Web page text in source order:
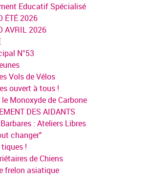
Educatif Spécialisé
ÉTÉ 2026
AVRIL 2026
N°53
Vols de Vélos
ouvert à tous !
Monoxyde de Carbone
DES AIDANTS
: Ateliers Libres
changer"
!
de Chiens
frelon asiatique